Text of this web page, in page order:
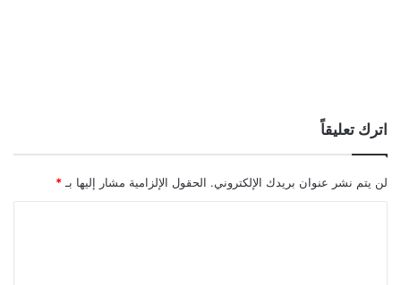
اترك تعليقاً
لن يتم نشر عنوان بريدك الإلكتروني. الحقول الإلزامية مشار إليها بـ *